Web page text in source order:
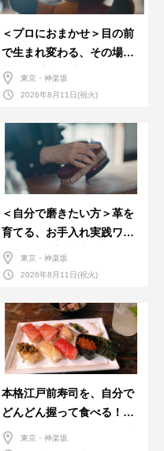
＜プロにおまかせ＞目の前
で生まれ変わる、その場で
革のお手入れ受付会。
東京・神楽坂
2026年8月11日(祝火)
＜自分で磨きたい方＞革を
育てる、お手入れ実践ワー
クショップ。基本編！
東京・神楽坂
2026年8月11日(祝火)
本格江戸前寿司を、自分で
どんどん握って食べる！職
人さんに教わる＜握りの練
東京・神楽坂